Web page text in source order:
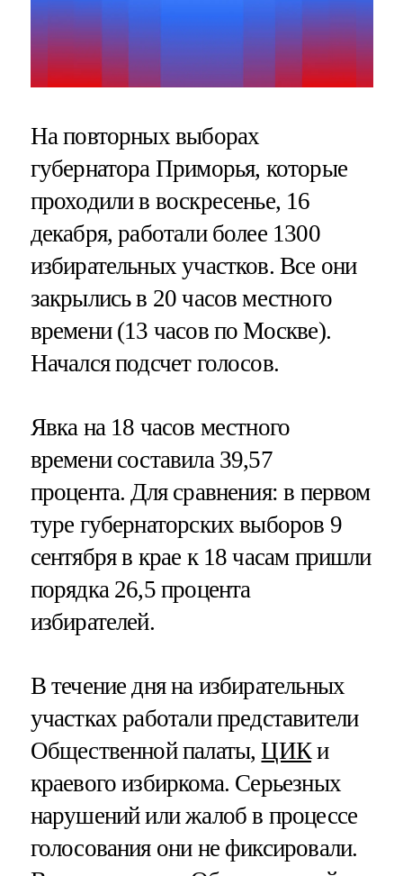
На повторных выборах
губернатора Приморья, которые
проходили в воскресенье, 16
декабря, работали более 1300
избирательных участков. Все они
закрылись в 20 часов местного
времени (13 часов по Москве).
Начался подсчет голосов.
Явка на 18 часов местного
времени составила 39,57
процента. Для сравнения: в первом
туре губернаторских выборов 9
сентября в крае к 18 часам пришли
порядка 26,5 процента
избирателей.
В течение дня на избирательных
участках работали представители
Общественной палаты,ЦИКи
краевого избиркома. Серьезных
нарушений или жалоб в процессе
голосования они не фиксировали.